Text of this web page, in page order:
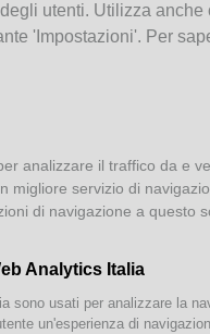
e Wifi
della Bib.
SBN
utenti. Utilizza
'Impostazioni'. Per
analizzare il traffico da e
migliore servizio di
di navigazione a questo
Analytics Italia
sono usati per analizzare la
un'esperienza di